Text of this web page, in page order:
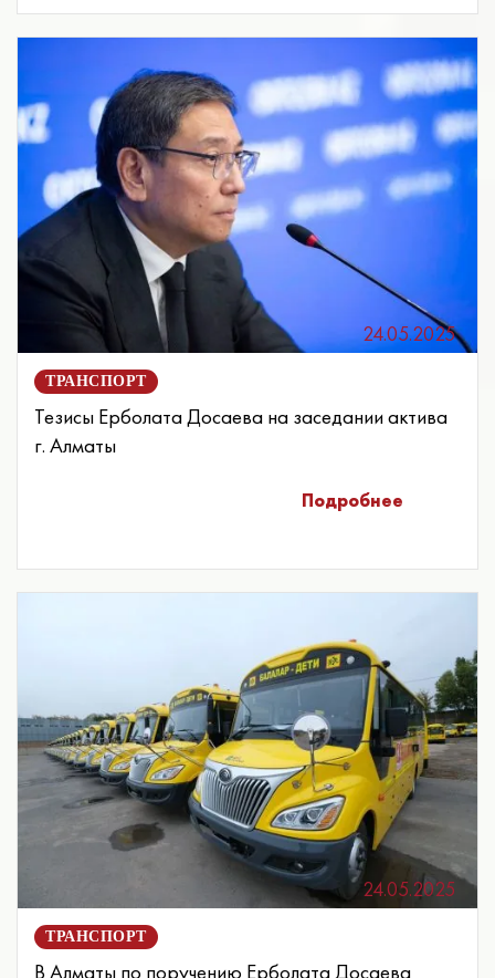
24.05.2025
ТРАНСПОРТ
Тезисы Ерболата Досаева на заседании актива
г. Алматы
Подробнее
24.05.2025
ТРАНСПОРТ
В Алматы по поручению Ерболата Досаева